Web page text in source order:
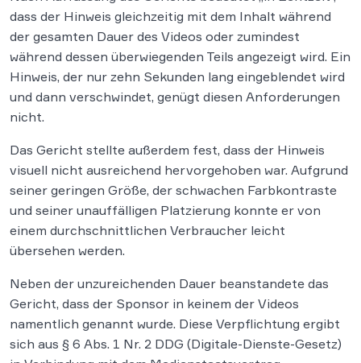
dass der Hinweis gleichzeitig mit dem Inhalt während
der gesamten Dauer des Videos oder zumindest
während dessen überwiegenden Teils angezeigt wird. Ein
Hinweis, der nur zehn Sekunden lang eingeblendet wird
und dann verschwindet, genügt diesen Anforderungen
nicht.
Das Gericht stellte außerdem fest, dass der Hinweis
visuell nicht ausreichend hervorgehoben war. Aufgrund
seiner geringen Größe, der schwachen Farbkontraste
und seiner unauffälligen Platzierung konnte er von
einem durchschnittlichen Verbraucher leicht
übersehen werden.
Neben der unzureichenden Dauer beanstandete das
Gericht, dass der Sponsor in keinem der Videos
namentlich genannt wurde. Diese Verpflichtung ergibt
sich aus § 6 Abs. 1 Nr. 2 DDG (Digitale-Dienste-Gesetz)